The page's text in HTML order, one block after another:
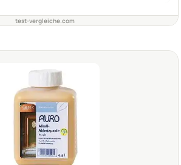
test-vergleiche.com